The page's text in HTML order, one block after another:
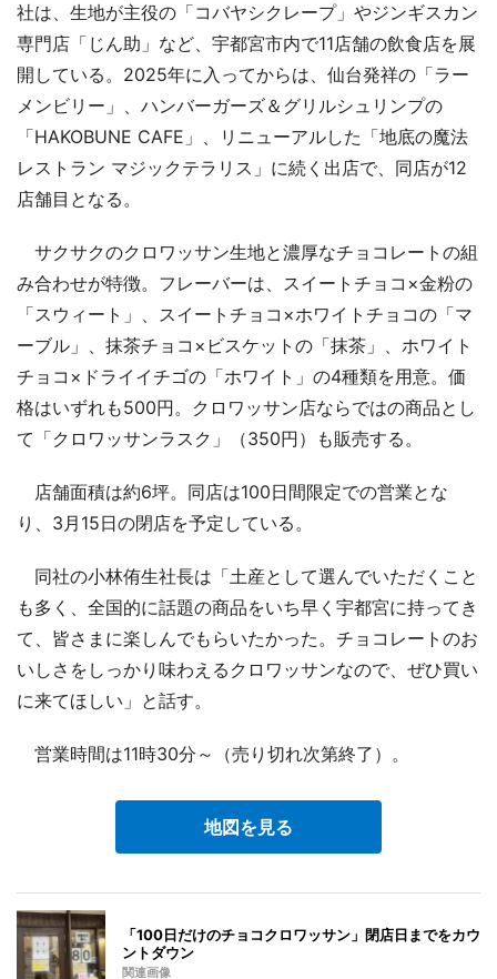
社は、生地が主役の「コバヤシクレープ」やジンギスカン
専門店「じん助」など、宇都宮市内で11店舗の飲食店を展
開している。2025年に入ってからは、仙台発祥の「ラー
メンビリー」、ハンバーガーズ＆グリルシュリンプの
「HAKOBUNE CAFE」、リニューアルした「地底の魔法
レストラン マジックテラリス」に続く出店で、同店が12
店舗目となる。
サクサクのクロワッサン生地と濃厚なチョコレートの組
み合わせが特徴。フレーバーは、スイートチョコ×金粉の
「スウィート」、スイートチョコ×ホワイトチョコの「マ
ーブル」、抹茶チョコ×ビスケットの「抹茶」、ホワイト
チョコ×ドライイチゴの「ホワイト」の4種類を用意。価
格はいずれも500円。クロワッサン店ならではの商品とし
て「クロワッサンラスク」（350円）も販売する。
店舗面積は約6坪。同店は100日間限定での営業とな
り、3月15日の閉店を予定している。
同社の小林侑生社長は「土産として選んでいただくこと
も多く、全国的に話題の商品をいち早く宇都宮に持ってき
て、皆さまに楽しんでもらいたかった。チョコレートのお
いしさをしっかり味わえるクロワッサンなので、ぜひ買い
に来てほしい」と話す。
営業時間は11時30分～（売り切れ次第終了）。
地図を見る
「100日だけのチョコクロワッサン」閉店日までをカウ
ントダウン
関連画像